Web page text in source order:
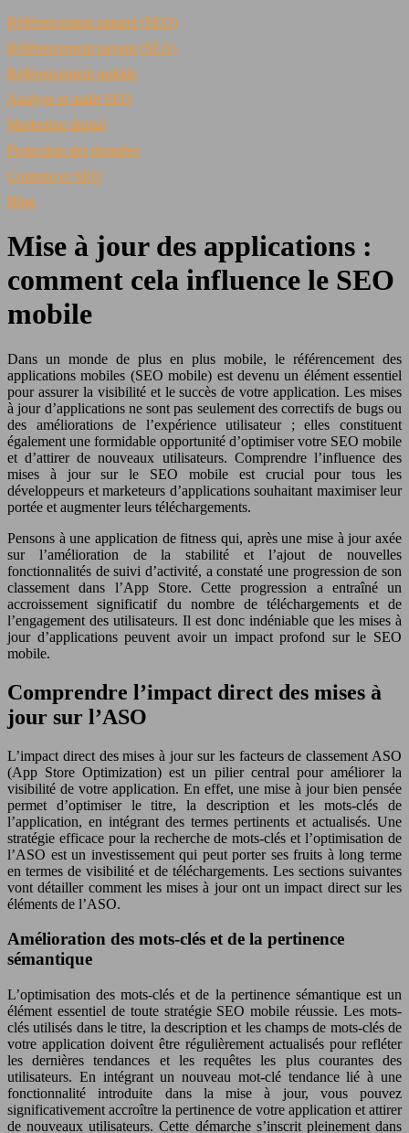
Référencement naturel (SEO)
Référencement payant (SEA)
Référencement mobile
Analyse et audit SEO
Marketing digital
Protection des données
Contenu et SEO
Blog
Mise à jour des applications :
comment cela influence le SEO
mobile
Dans un monde de plus en plus mobile, le référencement des
applications mobiles (SEO mobile) est devenu un élément essentiel
pour assurer la visibilité et le succès de votre application. Les mises
à jour d’applications ne sont pas seulement des correctifs de bugs ou
des améliorations de l’expérience utilisateur ; elles constituent
également une formidable opportunité d’optimiser votre SEO mobile
et d’attirer de nouveaux utilisateurs. Comprendre l’influence des
mises à jour sur le SEO mobile est crucial pour tous les
développeurs et marketeurs d’applications souhaitant maximiser leur
portée et augmenter leurs téléchargements.
Pensons à une application de fitness qui, après une mise à jour axée
sur l’amélioration de la stabilité et l’ajout de nouvelles
fonctionnalités de suivi d’activité, a constaté une progression de son
classement dans l’App Store. Cette progression a entraîné un
accroissement significatif du nombre de téléchargements et de
l’engagement des utilisateurs. Il est donc indéniable que les mises à
jour d’applications peuvent avoir un impact profond sur le SEO
mobile.
Comprendre l’impact direct des mises à
jour sur l’ASO
L’impact direct des mises à jour sur les facteurs de classement ASO
(App Store Optimization) est un pilier central pour améliorer la
visibilité de votre application. En effet, une mise à jour bien pensée
permet d’optimiser le titre, la description et les mots-clés de
l’application, en intégrant des termes pertinents et actualisés. Une
stratégie efficace pour la recherche de mots-clés et l’optimisation de
l’ASO est un investissement qui peut porter ses fruits à long terme
en termes de visibilité et de téléchargements. Les sections suivantes
vont détailler comment les mises à jour ont un impact direct sur les
éléments de l’ASO.
Amélioration des mots-clés et de la pertinence
sémantique
L’optimisation des mots-clés et de la pertinence sémantique est un
élément essentiel de toute stratégie SEO mobile réussie. Les mots-
clés utilisés dans le titre, la description et les champs de mots-clés de
votre application doivent être régulièrement actualisés pour refléter
les dernières tendances et les requêtes les plus courantes des
utilisateurs. En intégrant un nouveau mot-clé tendance lié à une
fonctionnalité introduite dans la mise à jour, vous pouvez
significativement accroître la pertinence de votre application et attirer
de nouveaux utilisateurs. Cette démarche s’inscrit pleinement dans